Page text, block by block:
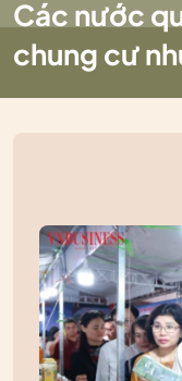
Các nước
chung cư